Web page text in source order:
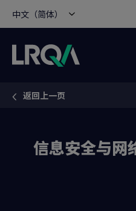
中文（简体）
You are here:
返回上一页
信息安全与网